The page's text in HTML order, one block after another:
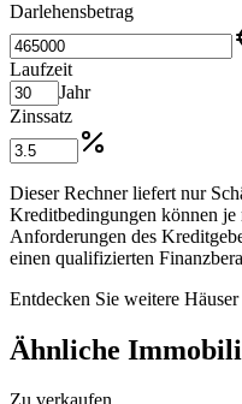
Darlehensbetrag
Laufzeit
Jahr
Zinssatz
Dieser Rechner liefert nur
Kreditbedingungen können
Anforderungen des
einen qualifizierten
Entdecken Sie weitere
Ähnliche